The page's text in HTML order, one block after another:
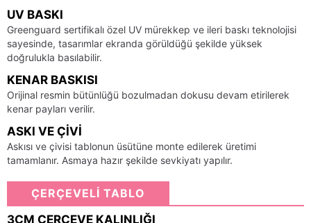
UV BASKI
Greenguard sertifikalı özel UV mürekkep ve ileri baskı teknolojisi
sayesinde, tasarımlar ekranda görüldüğü şekilde yüksek
doğrulukla basılabilir.
KENAR BASKISI
Orijinal resmin bütünlüğü bozulmadan dokusu devam etirilerek
kenar payları verilir.
ASKI VE ÇIVI
Askısı ve çivisi tablonun üsütüne monte edilerek üretimi
tamamlanır. Asmaya hazır şekilde sevkiyatı yapılır.
ÇERÇEVELİ TABLO
3CM ÇERÇEVE KALINLIĞI